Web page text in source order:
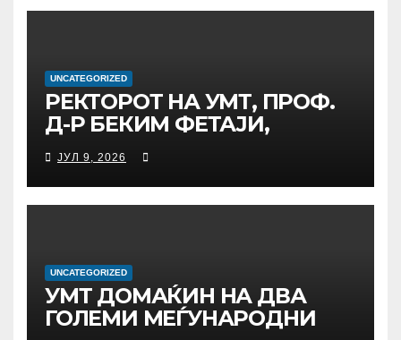
Д-Р БУРИМ ЛАТИФИ
UNCATEGORIZED
РЕКТОРОТ НА УМТ, ПРОФ.
Д-Р БЕКИМ ФЕТАЈИ,
ОДРЖА РАБОТНА СРЕДБА
СО ДИРЕКТОРОТ ОД
УНИВЕРЗИТЕТОТ SUBÜ ОД
ТУРЦИЈА, ВОНР. ПРОФ. Д-Р
ЈУЛ 9, 2026
UNCATEGORIZED
УMТ ДОМАЌИН НА ДВА
ГОЛЕМИ МЕЃУНАРОДНИ